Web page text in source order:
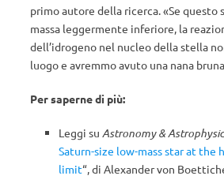
primo autore della ricerca. «Se questo
massa leggermente inferiore, la
dell’idrogeno nel nucleo della stella
luogo e avremmo avuto una nana
Per saperne di più:
Leggi su Astronomy &
Saturn-size low-mass star at the
limit“, di Alexander von